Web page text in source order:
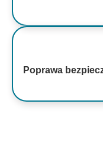
Poprawa